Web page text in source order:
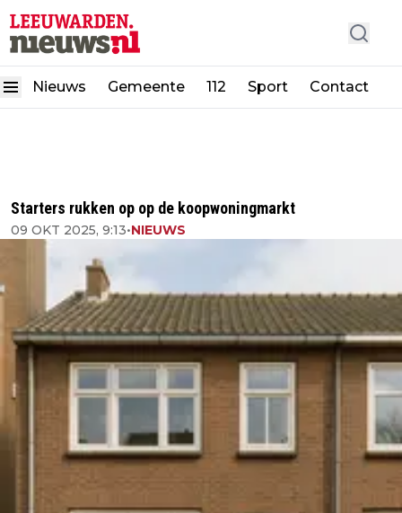
Nieuws Gemeente 112 Sport Contact
Starters rukken op op de koopwoningmarkt
09 OKT 2025, 9:13•NIEUWS